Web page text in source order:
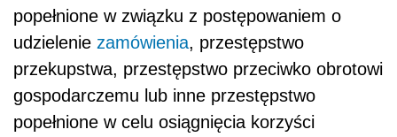
popełnione w związku z postępowaniem o
udzielenie zamówienia, przestępstwo
przekupstwa, przestępstwo przeciwko obrotowi
gospodarczemu lub inne przestępstwo
popełnione w celu osiągnięcia korzyści